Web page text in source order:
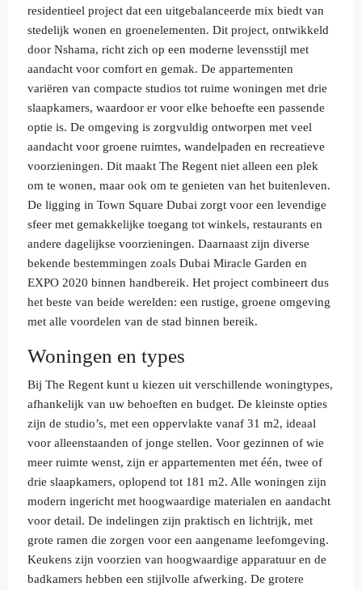
residentieel project dat een uitgebalanceerde mix biedt van
stedelijk wonen en groenelementen. Dit project, ontwikkeld
door Nshama, richt zich op een moderne levensstijl met
aandacht voor comfort en gemak. De appartementen
variëren van compacte studios tot ruime woningen met drie
slaapkamers, waardoor er voor elke behoefte een passende
optie is. De omgeving is zorgvuldig ontworpen met veel
aandacht voor groene ruimtes, wandelpaden en recreatieve
voorzieningen. Dit maakt The Regent niet alleen een plek
om te wonen, maar ook om te genieten van het buitenleven.
De ligging in Town Square Dubai zorgt voor een levendige
sfeer met gemakkelijke toegang tot winkels, restaurants en
andere dagelijkse voorzieningen. Daarnaast zijn diverse
bekende bestemmingen zoals Dubai Miracle Garden en
EXPO 2020 binnen handbereik. Het project combineert dus
het beste van beide werelden: een rustige, groene omgeving
met alle voordelen van de stad binnen bereik.
Woningen en types
Bij The Regent kunt u kiezen uit verschillende woningtypes,
afhankelijk van uw behoeften en budget. De kleinste opties
zijn de studio’s, met een oppervlakte vanaf 31 m2, ideaal
voor alleenstaanden of jonge stellen. Voor gezinnen of wie
meer ruimte wenst, zijn er appartementen met één, twee of
drie slaapkamers, oplopend tot 181 m2. Alle woningen zijn
modern ingericht met hoogwaardige materialen en aandacht
voor detail. De indelingen zijn praktisch en lichtrijk, met
grote ramen die zorgen voor een aangename leefomgeving.
Keukens zijn voorzien van hoogwaardige apparatuur en de
badkamers hebben een stijlvolle afwerking. De grotere